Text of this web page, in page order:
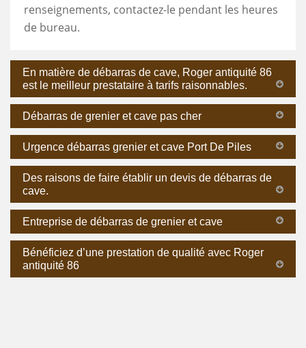
renseignements, contactez-le pendant les heures
de bureau.
En matière de débarras de cave, Roger antiquité 86
est le meilleur prestataire à tarifs raisonnables.
Débarras de grenier et cave pas cher
Urgence débarras grenier et cave Port De Piles
Des raisons de faire établir un devis de débarras de
cave.
Entreprise de débarras de grenier et cave
Bénéficiez d’une prestation de qualité avec Roger
antiquité 86